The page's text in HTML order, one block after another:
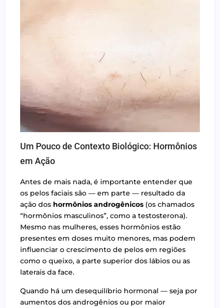
Um Pouco de Contexto Biológico: Hormônios
em Ação
Antes de mais nada, é importante entender que
os pelos faciais são — em parte — resultado da
ação dos hormônios androgênicos (os chamados
“hormônios masculinos”, como a testosterona).
Mesmo nas mulheres, esses hormônios estão
presentes em doses muito menores, mas podem
influenciar o crescimento de pelos em regiões
como o queixo, a parte superior dos lábios ou as
laterais da face.
Quando há um desequilíbrio hormonal — seja por
aumentos dos androgênios ou por maior